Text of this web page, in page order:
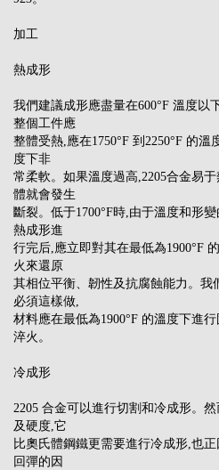
加工
熱成形
我們建議成形應盡量在600°F 溫度以
整個工件應
整體受熱,應在1750°F 到2250°F 的
度下非
常柔軟。如果溫度過高,2205合金易
體就會發生
斷裂。低于1700°F時,由于溫度和形
熱成形進
行完后,應立即對其在最低為1900°F
火來還原
其相位平衡、韌性及抗腐蝕能力。我
必須這樣做,
材料應在最低為1900°F 的溫度下進
淬火。
冷成形
2205 合金可以進行切割和冷成形。
及硬度,它
比奧氏體鋼鐵更需要進行冷成形,也
回彈的因